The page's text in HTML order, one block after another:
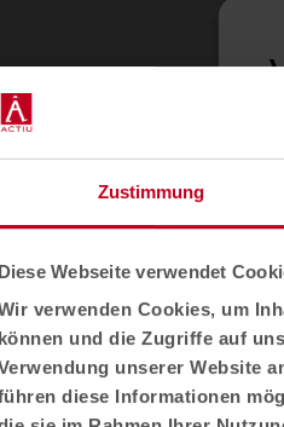
Zustimmung
Diese Webseite verwendet
verwenden Cookies, um
können und die Zugriffe auf
unserer Website
diese Informationen
Bildung
Gastgewerbe
Cool Working